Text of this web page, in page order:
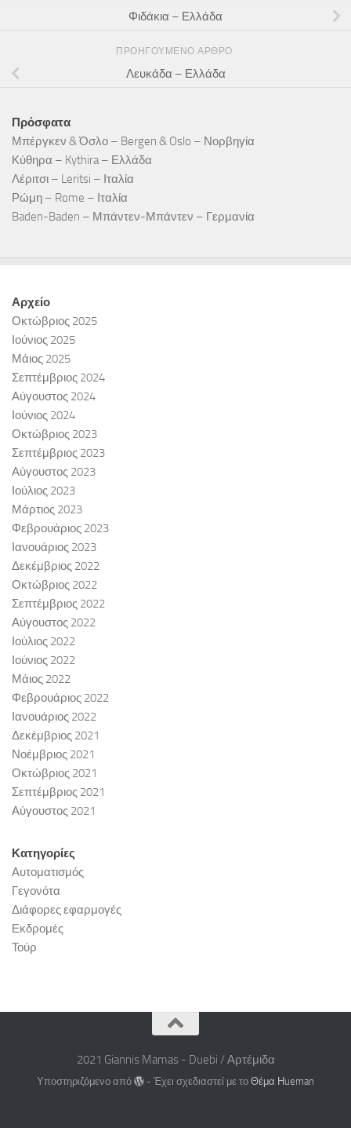
Φιδάκια – Ελλάδα
ΠΡΟΗΓΟΎΜΕΝΟ ΆΡΘΡΟ
Λευκάδα – Ελλάδα
Πρόσφατα
Μπέργκεν & Όσλο – Bergen & Oslo – Νορβηγία
Κύθηρα – Kythira – Ελλάδα
Λέριτσι – Leritsi – Ιταλία
Ρώμη – Rome – Ιταλία
Baden-Baden – Μπάντεν-Μπάντεν – Γερμανία
Αρχείο
Οκτώβριος 2025
Ιούνιος 2025
Μάιος 2025
Σεπτέμβριος 2024
Αύγουστος 2024
Ιούνιος 2024
Οκτώβριος 2023
Σεπτέμβριος 2023
Αύγουστος 2023
Ιούλιος 2023
Μάρτιος 2023
Φεβρουάριος 2023
Ιανουάριος 2023
Δεκέμβριος 2022
Οκτώβριος 2022
Σεπτέμβριος 2022
Αύγουστος 2022
Ιούλιος 2022
Ιούνιος 2022
Μάιος 2022
Φεβρουάριος 2022
Ιανουάριος 2022
Δεκέμβριος 2021
Νοέμβριος 2021
Οκτώβριος 2021
Σεπτέμβριος 2021
Αύγουστος 2021
Κατηγορίες
Αυτοματισμός
Γεγονότα
Διάφορες εφαρμογές
Εκδρομές
Τούρ
2021 Giannis Mamas - Duebi / Αρτέμιδα
Υποστηριζόμενο από - Έχει σχεδιαστεί με τοΘέμα Ηueman